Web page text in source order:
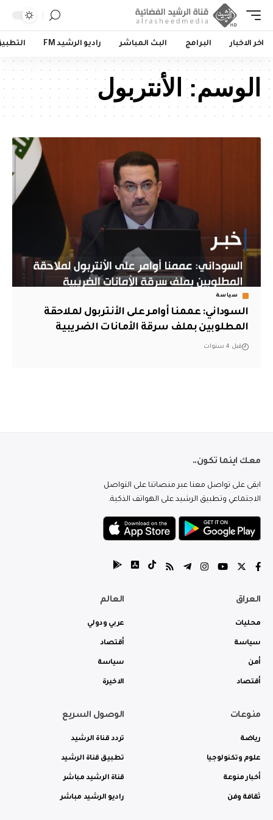
اخر الاخبار البرامج البث المباشر راديو الرشيد FM
الوسم: الأنتربول
سياسة
السوداني: عممنا أوامر على الأنتربول لملاحقة
المطلوبين بملف سرقة الأمانات الضريبية
قبل 4 سنوات
معك اينما تكون..
ابقى على تواصل معنا عبر منصاتنا على التواصل
الاجتماعي وتطبيق الرشيد على الهواتف الذكية.
العراق
محليات
سياسة
أمن
أقتصاد
العالم
عربي ودولي
أقتصاد
سياسة
الاخيرة
منوعات
رياضة
علوم وتكنولوجيا
أخبار منوعة
ثقافة وفن
الوصول السريع
تردد قناة الرشيد
تطبيق قناة الرشيد
قناة الرشيد مباشر
راديو الرشيد مباشر